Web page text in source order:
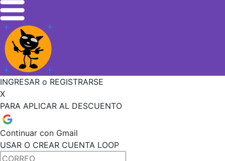
INGRESAR o REGISTRARSE
X
PARA APLICAR AL DESCUENTO
Continuar con Gmail
USAR O CREAR CUENTA LOOP